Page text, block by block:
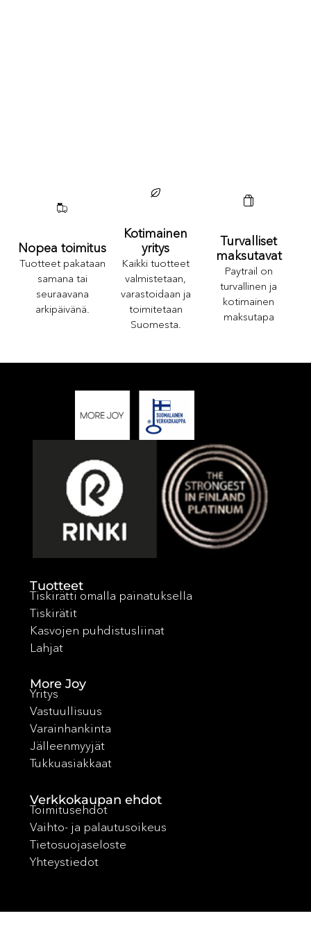
Nopea toimitus
Tuotteet pakataan
samana tai
seuraavana
arkipäivänä.
Kotimainen
yritys
Kaikki tuotteet
valmistetaan,
varastoidaan ja
toimitetaan
Suomesta.
Turvalliset
maksutavat
Paytrail on
turvallinen ja
kotimainen
maksutapa
Tuotteet
Tiskirätti omalla painatuksella
Tiskirätit
Kasvojen puhdistusliinat
Lahjat
More Joy
Yritys
Vastuullisuus
Varainhankinta
Jälleenmyyjät
Tukkuasiakkaat
Verkkokaupan ehdot
Toimitusehdot
Vaihto- ja palautusoikeus
Tietosuojaseloste
Yhteystiedot